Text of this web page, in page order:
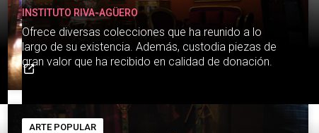
INSTITUTO RIVA-AGÜERO
Ofrece diversas colecciones que ha reunido a lo
largo de su existencia. Además, custodia piezas de
gran valor que ha recibido en calidad de donación.
ARTE POPULAR